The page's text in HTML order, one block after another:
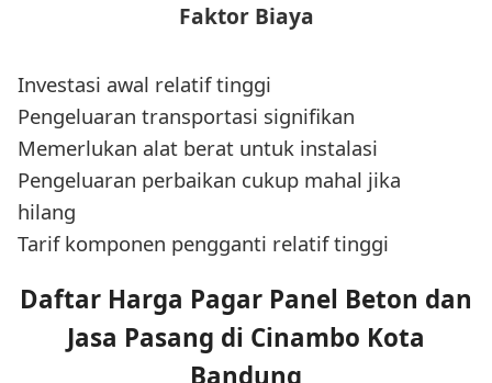
Faktor Biaya
Investasi awal relatif tinggi
Pengeluaran transportasi signifikan
Memerlukan alat berat untuk instalasi
Pengeluaran perbaikan cukup mahal jika
hilang
Tarif komponen pengganti relatif tinggi
Daftar Harga Pagar Panel Beton dan
Jasa Pasang di Cinambo Kota
Bandung